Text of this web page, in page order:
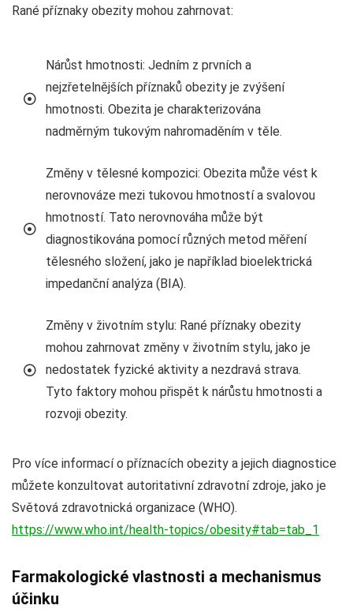
Rané příznaky obezity mohou zahrnovat:
Nárůst hmotnosti: Jedním z prvních a
nejzřetelnějších příznaků obezity je zvýšení
hmotnosti. Obezita je charakterizována
nadměrným tukovým nahromaděním v těle.
Změny v tělesné kompozici: Obezita může vést k
nerovnováze mezi tukovou hmotností a svalovou
hmotností. Tato nerovnováha může být
diagnostikována pomocí různých metod měření
tělesného složení, jako je například bioelektrická
impedanční analýza (BIA).
Změny v životním stylu: Rané příznaky obezity
mohou zahrnovat změny v životním stylu, jako je
nedostatek fyzické aktivity a nezdravá strava.
Tyto faktory mohou přispět k nárůstu hmotnosti a
rozvoji obezity.
Pro více informací o příznacích obezity a jejich diagnostice
můžete konzultovat autoritativní zdravotní zdroje, jako je
Světová zdravotnická organizace (WHO).
https://www.who.int/health-topics/obesity#tab=tab_1
Farmakologické vlastnosti a mechanismus
účinku